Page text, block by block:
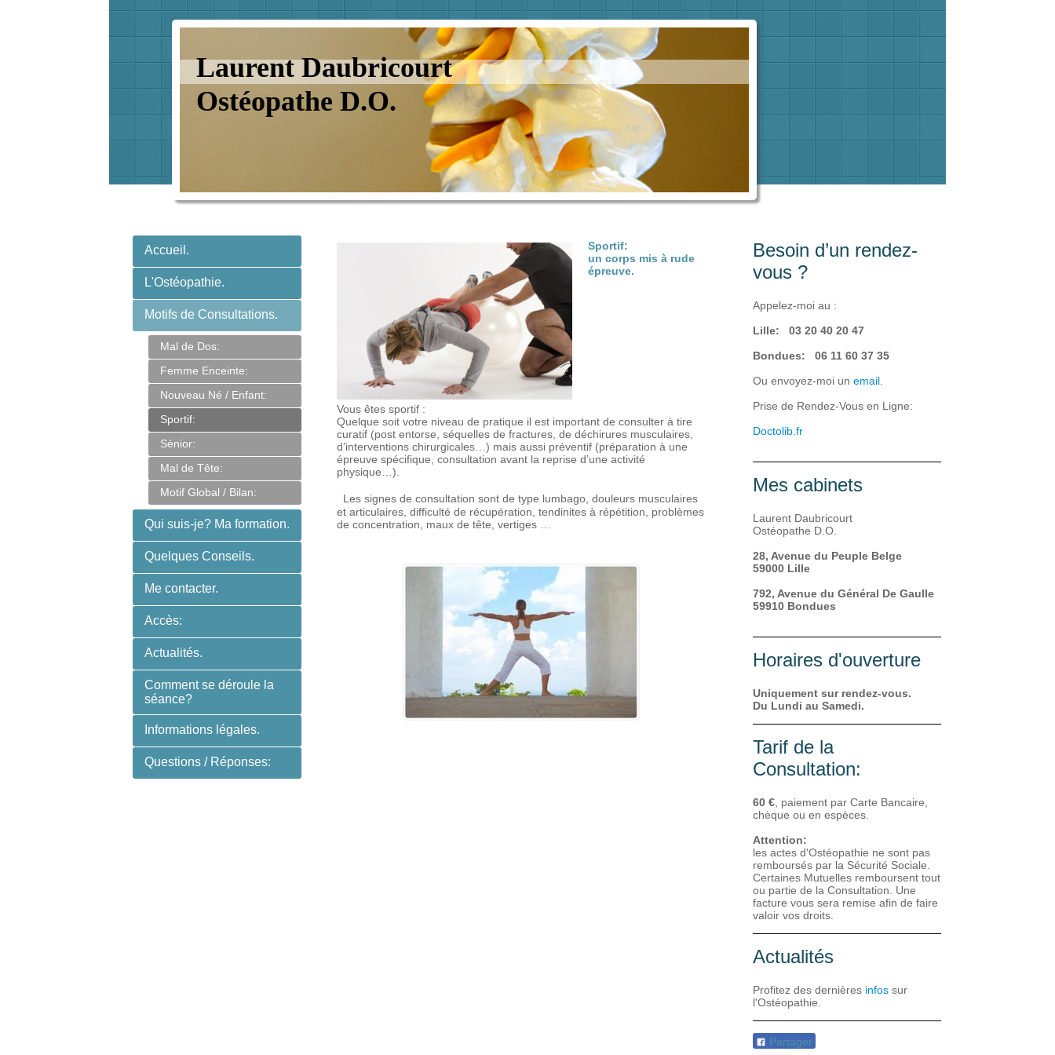
Laurent Daubricourt
Ostéopathe D.O.
Accueil.
L'Ostéopathie.
Motifs de Consultations.
Mal de Dos:
Femme Enceinte:
Nouveau Né / Enfant:
Sportif:
Sénior:
Mal de Tête:
Motif Global / Bilan:
Qui suis-je? Ma formation.
Quelques Conseils.
Me contacter.
Accès:
Actualités.
Comment se déroule la
séance?
Informations légales.
Questions / Réponses:
Sportif:
un corps mis à rude
épreuve.
Vous êtes sportif :
Quelque soit votre niveau de pratique il est important de consulter à tire
curatif (post entorse, séquelles de fractures, de déchirures musculaires,
d’interventions chirurgicales…) mais aussi préventif (préparation à une
épreuve spécifique, consultation avant la reprise d’une activité
physique…).
Les signes de consultation sont de type lumbago, douleurs musculaires
et articulaires, difficulté de récupération, tendinites à répétition, problèmes
de concentration, maux de tête, vertiges …
Besoin d’un rendez-
vous ?
Appelez-moi au :
Lille: 03 20 40 20 47
Bondues: 06 11 60 37 35
Ou envoyez-moi un email
Prise de Rendez-Vous en Ligne:
Doctolib.fr
Mes cabinets
Laurent Daubricourt
Ostéopathe D.O.
28, Avenue du Peuple Belge
59000 Lille
792, Avenue du Général De Gaulle
59910 Bondues
Horaires d'ouverture
Uniquement sur rendez-vous.
Du Lundi au Samedi.
Tarif de la
Consultation:
60 € , paiement par Carte Bancaire,
chèque ou en espèces.
Attention:
les actes d'Ostéopathie ne sont pas
remboursés par la Sécurité Sociale.
Certaines Mutuelles remboursent tout
ou partie de la Consultation. Une
facture vous sera remise afin de faire
valoir vos droits.
Actualités
Profitez des dernières infos sur
l'Ostéopathie.
Partager